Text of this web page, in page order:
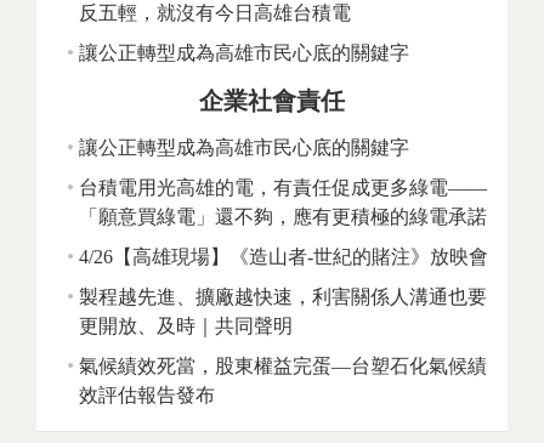
反五輕，就沒有今日高雄台積電
讓公正轉型成為高雄市民心底的關鍵字
企業社會責任
讓公正轉型成為高雄市民心底的關鍵字
台積電用光高雄的電，有責任促成更多綠電——
「願意買綠電」還不夠，應有更積極的綠電承諾
4/26【高雄現場】《造山者-世紀的賭注》放映會
製程越先進、擴廠越快速，利害關係人溝通也要
更開放、及時｜共同聲明
氣候績效死當，股東權益完蛋—台塑石化氣候績
效評估報告發布